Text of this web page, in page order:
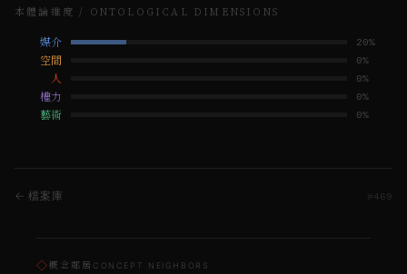
本體論維度 / ONTOLOGICAL DIMENSIONS
媒介 20%
空間 0%
人 0%
權力 0%
藝術 0%
← 檔案庫 469
◇概念鄰居 CONCEPT NEIGHBORS